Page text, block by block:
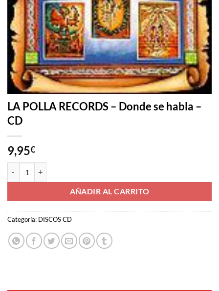
LA POLLA RECORDS – Donde se habla –
CD
9,95€
AÑADIR AL CARRITO
Categoría: DISCOS CD